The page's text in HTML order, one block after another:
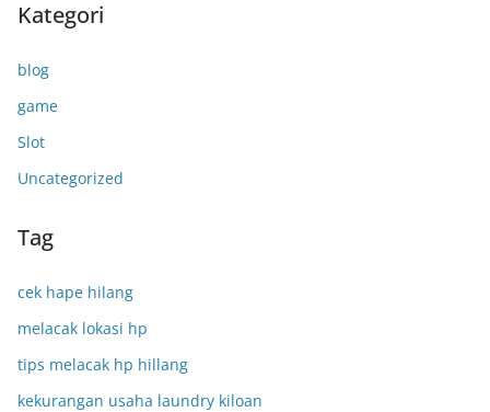
Kategori
blog
game
Slot
Uncategorized
Tag
cek hape hilang
melacak lokasi hp
tips melacak hp hillang
kekurangan usaha laundry kiloan